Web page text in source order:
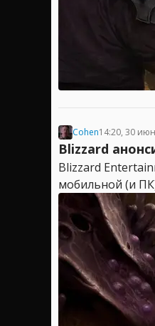
Cohen14:20, 30
Blizzard
Blizzard
мобильной (и